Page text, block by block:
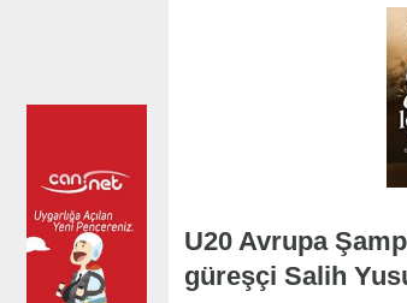
U20 Avrupa
güreşçi Salih